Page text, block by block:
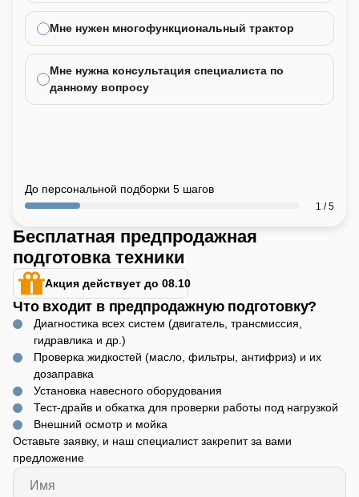
Мне нужен многофункциональный трактор
Мне нужна консультация специалиста по
данному вопросу
До персональной подборки 5 шагов
1 / 5
Бесплатная предпродажная
подготовка техники
Акция действует до 08.10
Что входит в предпродажную подготовку?
Диагностика всех систем (двигатель, трансмиссия,
гидравлика и др.)
Проверка жидкостей (масло, фильтры, антифриз) и их
дозаправка
Установка навесного оборудования
Тест-драйв и обкатка для проверки работы под нагрузкой
Внешний осмотр и мойка
Оставьте заявку, и наш специалист закрепит за вами
предложение